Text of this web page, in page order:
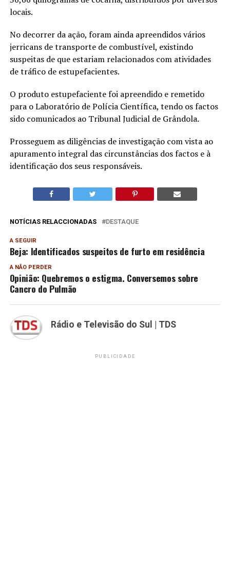
locais.
No decorrer da ação, foram ainda apreendidos vários
jerricans de transporte de combustível, existindo
suspeitas de que estariam relacionados com atividades
de tráfico de estupefacientes.
O produto estupefaciente foi apreendido e remetido
para o Laboratório de Polícia Científica, tendo os factos
sido comunicados ao Tribunal Judicial de Grândola.
Prosseguem as diligências de investigação com vista ao
apuramento integral das circunstâncias dos factos e à
identificação dos seus responsáveis.
NOTÍCIAS RELACCIONADAS DESTAQUE
A SEGUIR
Beja: Identificados suspeitos de furto em residência
A NÃO PERDER
Opinião: Quebremos o estigma. Conversemos sobre
Cancro do Pulmão
Rádio e Televisão do Sul | TDS
PUBLICIDADE